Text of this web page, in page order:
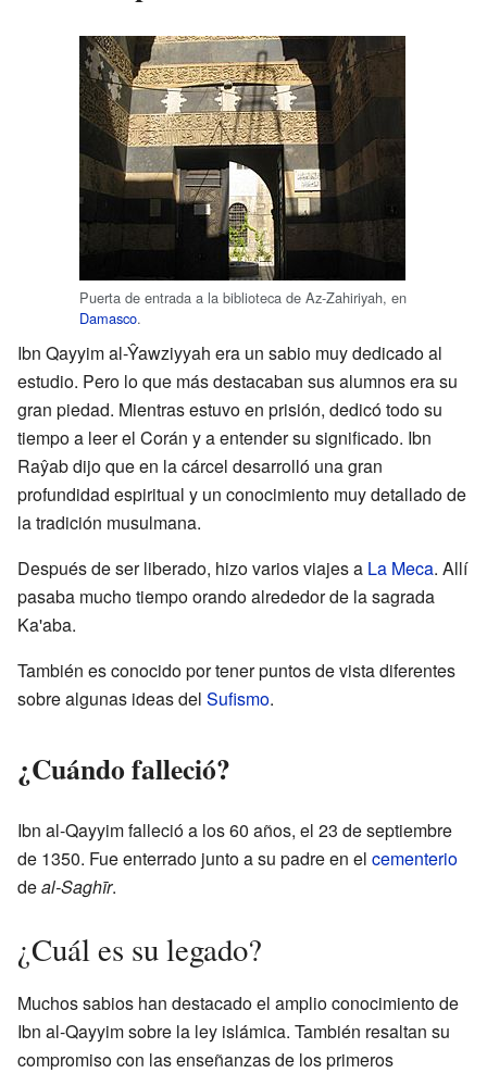
Puerta de entrada a la biblioteca de Az-Zahiriyah, en
Damasco.
Ibn Qayyim al-Ŷawziyyah era un sabio muy dedicado al
estudio. Pero lo que más destacaban sus alumnos era su
gran piedad. Mientras estuvo en prisión, dedicó todo su
tiempo a leer el Corán y a entender su significado. Ibn
Raŷab dijo que en la cárcel desarrolló una gran
profundidad espiritual y un conocimiento muy detallado de
la tradición musulmana.
Después de ser liberado, hizo varios viajes a La Meca. Allí
pasaba mucho tiempo orando alrededor de la sagrada
Ka'aba.
También es conocido por tener puntos de vista diferentes
sobre algunas ideas del Sufismo.
¿Cuándo falleció?
Ibn al-Qayyim falleció a los 60 años, el 23 de septiembre
de 1350. Fue enterrado junto a su padre en el cementerio
deal-Saghīr.
¿Cuál es su legado?
Muchos sabios han destacado el amplio conocimiento de
Ibn al-Qayyim sobre la ley islámica. También resaltan su
compromiso con las enseñanzas de los primeros